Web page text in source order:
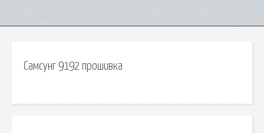
Самсунг 9192 прошивка